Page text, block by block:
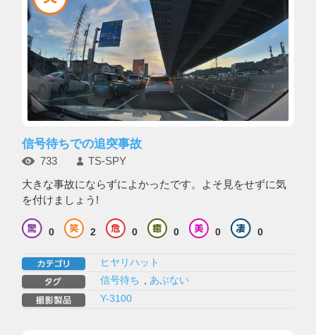
信号待ちでの追突事故
733 TS-SPY
大きな事故にならずによかったです。よそ見をせずに気
を付けましょう!
0 2 0 0 0 0
ヒヤリハット
信号待ち , あぶない
Y-3100